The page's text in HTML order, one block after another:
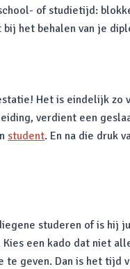
of studietijd:
het behalen van je
Het is eindelijk zo
verdient een
student. En na die druk
studeren of is hij
een kado dat niet
geven. Dan is het tijd